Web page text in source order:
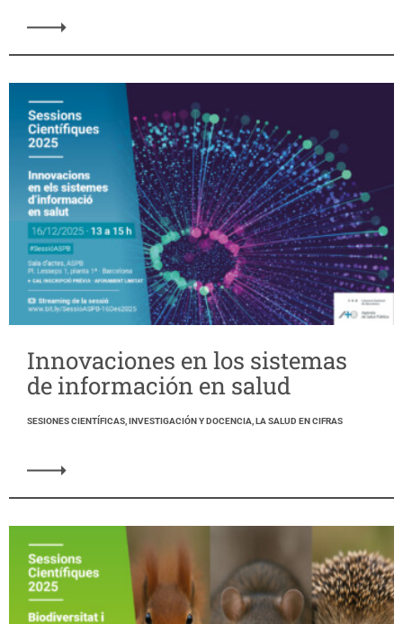
Innovaciones en los sistemas
de información en salud
SESIONES CIENTÍFICAS, INVESTIGACIÓN Y DOCENCIA, LA SALUD EN CIFRAS